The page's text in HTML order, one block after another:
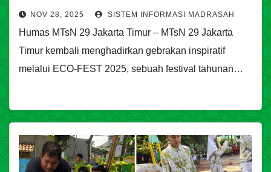
NOV 28, 2025 SISTEM INFORMASI MADRASAH
Humas MTsN 29 Jakarta Timur – MTsN 29 Jakarta
Timur kembali menghadirkan gebrakan inspiratif
melalui ECO-FEST 2025, sebuah festival tahunan…